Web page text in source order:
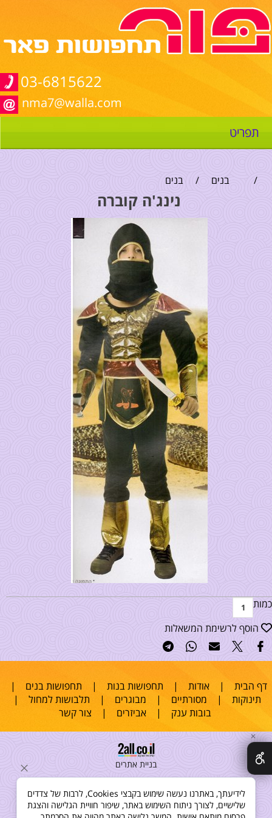
03-6815622
nma7@walla.com
תפריט
/ בנים / בנים
נינג'ה קוברה
כמות
הוסף לרשימת המשאלות
דף הבית |אודות | תחפושות בנות | תחפושות בנים |
תינוקות | מסורתיים | מבוגרים | תלבושות למחול |
בובות ענק |אביזרים | צור קשר
בניית אתרים
✕
לידיעתך, באתרנו נעשה שימוש בקבצי Cookies, לרבות של צדדים
שלישיים, לצורך ניתוח השימוש באתר, שיפור חוויית הגלישה והצגת